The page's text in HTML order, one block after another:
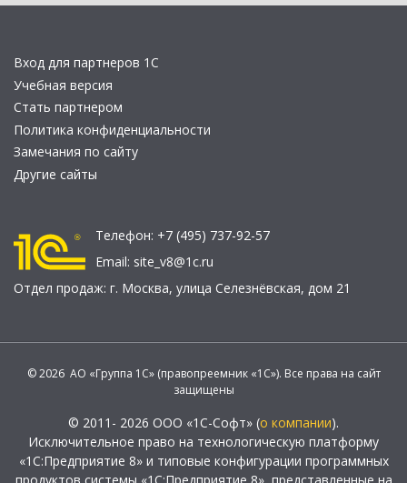
Вход для партнеров 1С
Учебная версия
Стать партнером
Политика конфиденциальности
Замечания по сайту
Другие сайты
Телефон: +7 (495) 737-92-57
Email: site_v8@1c.ru
Отдел продаж: г. Москва, улица Селезнёвская, дом 21
© 2026 АО «Группа 1С» (правопреемник «1С»). Все права на сайт
защищены
© 2011- 2026 ООО «1С-Софт» (о компании).
Исключительное право на технологическую платформу
«1С:Предприятие 8» и типовые конфигурации программных